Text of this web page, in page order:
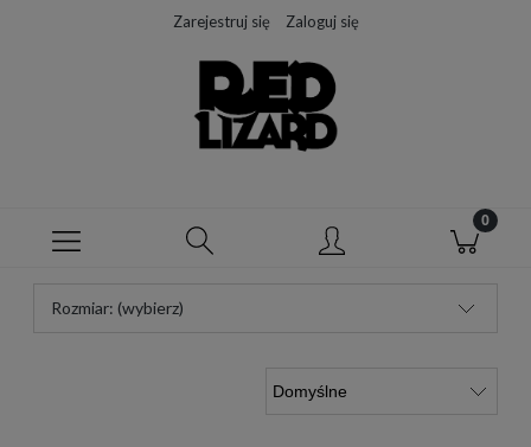
Zarejestruj się Zaloguj się
Rozmiar: (wybierz)